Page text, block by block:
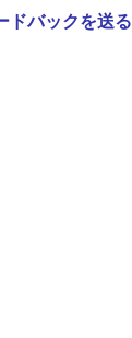
ドバックを送る